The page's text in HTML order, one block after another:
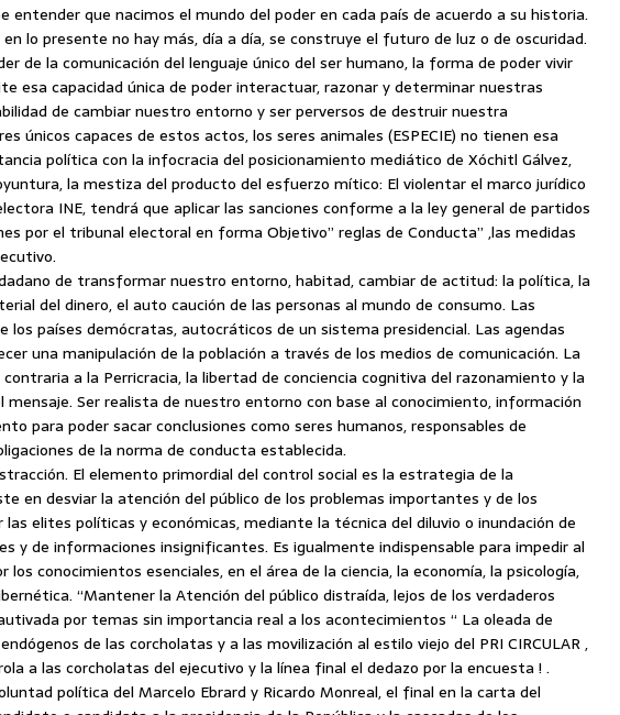
entender que nacimos el mundo del poder en cada país de acuerdo a su historia.
lo presente no hay más, día a día, se construye el futuro de luz o de oscuridad.
de la comunicación del lenguaje único del ser humano, la forma de poder vivir
esa capacidad única de poder interactuar, razonar y determinar nuestras
de cambiar nuestro entorno y ser perversos de destruir nuestra
únicos capaces de estos actos, los seres animales (ESPECIE) no tienen esa
política con la infocracia del posicionamiento mediático de Xóchitl Gálvez,
la mestiza del producto del esfuerzo mítico: El violentar el marco jurídico
INE, tendrá que aplicar las sanciones conforme a la ley general de partidos
por el tribunal electoral en forma Objetivo” reglas de Conducta” ,las medidas
de transformar nuestro entorno, habitad, cambiar de actitud: la política, la
del dinero, el auto caución de las personas al mundo de consumo. Las
los países demócratas, autocráticos de un sistema presidencial. Las agendas
una manipulación de la población a través de los medios de comunicación. La
a la Perricracia, la libertad de conciencia cognitiva del razonamiento y la
Ser realista de nuestro entorno con base al conocimiento, información
para poder sacar conclusiones como seres humanos, responsables de
de la norma de conducta establecida.
El elemento primordial del control social es la estrategia de la
en desviar la atención del público de los problemas importantes y de los
las elites políticas y económicas, mediante la técnica del diluvio o inundación de
y de informaciones insignificantes. Es igualmente indispensable para impedir al
los conocimientos esenciales, en el área de la ciencia, la economía, la psicología,
“Mantener la Atención del público distraída, lejos de los verdaderos
por temas sin importancia real a los acontecimientos “ La oleada de
de las corcholatas y a las movilización al estilo viejo del PRI CIRCULAR ,
a las corcholatas del ejecutivo y la línea final el dedazo por la encuesta ! .
política del Marcelo Ebrard y Ricardo Monreal, el final en la carta del